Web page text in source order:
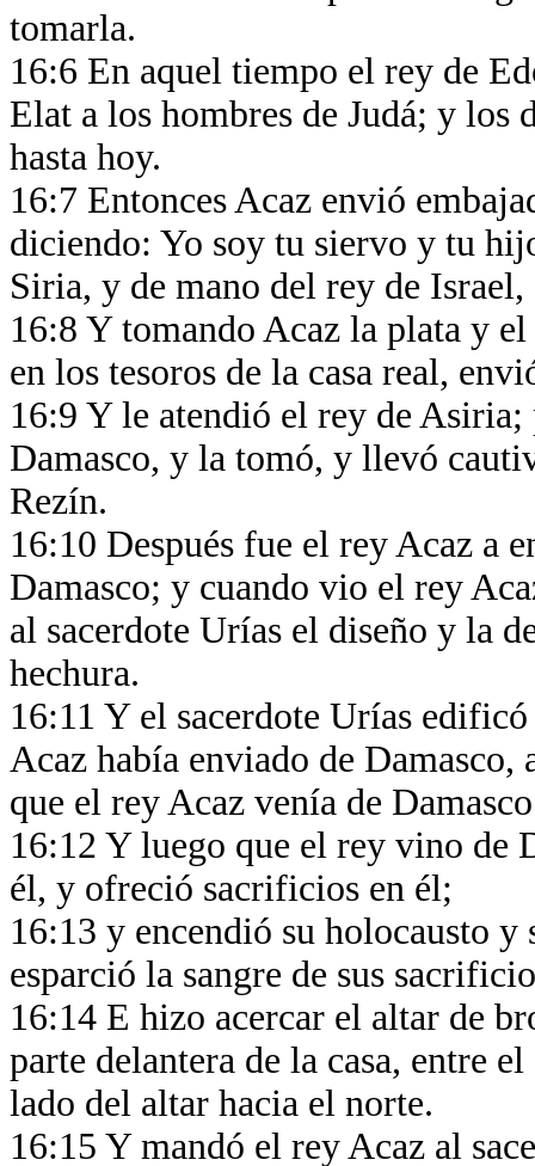
tomarla.
16:6 En aquel tiempo el rey de
Elat a los hombres de Judá; y
hasta hoy.
16:7 Entonces Acaz envió
diciendo: Yo soy tu siervo y tu
Siria, y de mano del rey de
16:8 Y tomando Acaz la plata y
en los tesoros de la casa real,
16:9 Y le atendió el rey de
Damasco, y la tomó, y llevó
Rezín.
16:10 Después fue el rey Acaz a
Damasco; y cuando vio el rey
al sacerdote Urías el diseño y la
hechura.
16:11 Y el sacerdote Urías
Acaz había enviado de
que el rey Acaz venía de
16:12 Y luego que el rey vino de
él, y ofreció sacrificios en él;
16:13 y encendió su holocausto
esparció la sangre de sus
16:14 E hizo acercar el altar de
parte delantera de la casa, entre
lado del altar hacia el norte.
16:15 Y mandó el rey Acaz al